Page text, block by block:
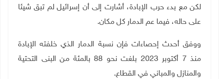
لكن مع بدء حرب الإبادة، أشارت إلى أن إسرائيل لم تبق شيئا
على حاله، فيما عم الدمار كل مكان.
ووفق أحدث إحصاءات فإن نسبة الدمار الذي خلفته الإبادة
منذ 7 أكتوبر 2023 بلغت نحو 88 بالمئة من البنى التحتية
والمنازل والمباني في القطاع.